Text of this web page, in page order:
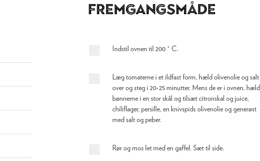
Fremgangsmåde
Indstil ovnen til 200 ° C.
Læg tomaterne i et ildfast form, hæld olivenolie og salt
over og steg i 20-25 minutter. Mens de er i ovnen, hæld
bønnerne i en stor skål og tilsæt citronskal og juice,
chiliflager, persille, en knivspids olivenolie og generøst
med salt og peber.
Rør og mos let med en gaffel. Sæt til side.